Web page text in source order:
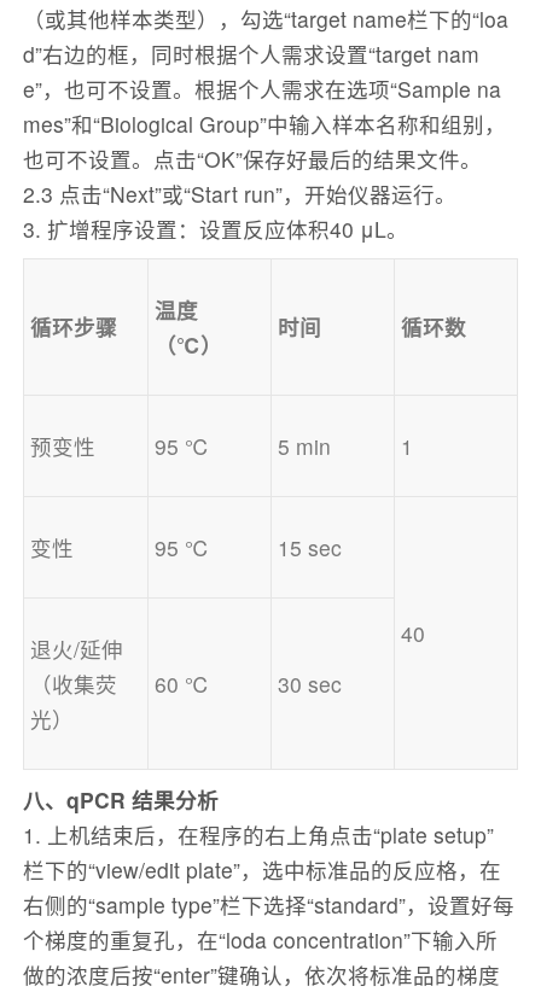
（或其他样本类型），勾选“target name栏下的“loa
d”右边的框，同时根据个人需求设置“target nam
e”，也可不设置。根据个人需求在选项“Sample na
mes”和“Biological Group”中输入样本名称和组别，
也可不设置。点击“OK”保存好最后的结果文件。
2.3 点击“Next”或“Start run”，开始仪器运行。
3. 扩增程序设置：设置反应体积40 μL。
循环步骤
温度
（℃）
时间 循环数
预变性 95 ℃ 5 min 1
变性 95 ℃ 15 sec
40
退火/延伸
（收集荧
光）
60 ℃ 30 sec
八、qPCR 结果分析
1. 上机结束后，在程序的右上角点击“plate setup”
栏下的“view/edit plate”，选中标准品的反应格，在
右侧的“sample type”栏下选择“standard”，设置好每
个梯度的重复孔，在“loda concentration”下输入所
做的浓度后按“enter”键确认，依次将标准品的梯度